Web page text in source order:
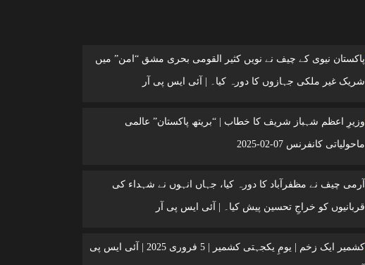
پاکستان نیوی کے چیف نے نویں کثیر القومی بحری مشق “امن” میں
شریک غیر ملکی جہازوں کا دورہ کیا۔ | آئی ایس پی آر
وزیرِ اعظم شہباز شریف کا خطاب | “بریتھ پاکستان” عالمی
ماحولیاتی کانفرنس 07-02-2025
آرمی چیف نے مظفرآباد کا دورہ کیا، جہاں انہوں نے شہداء کی
قربانیوں کو خراجِ تحسین پیش کیا۔ | آئی ایس پی آر
کشمیر ایک زخم | یومِ یکجہتی کشمیر | 5 فروری 2025 | آئی ایس پی